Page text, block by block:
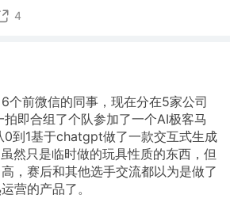
4
个前微信的同事，现在分在5家公司
即合组了个队参加了一个AI极客马
到1基于chatgpt做了一款交互式生成
然只是临时做的玩具性质的东西，但
，赛后和其他选手交流都以为是做了
营的产品了。